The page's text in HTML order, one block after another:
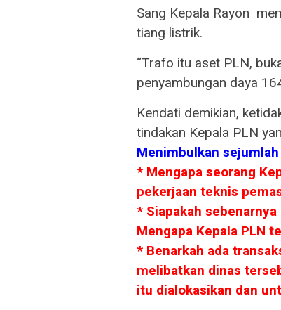
Sang Kepala Rayon
tiang listrik.
“Trafo itu aset PLN,
penyambungan daya
Kendati demikian,
tindakan Kepala PLN
Menimbulkan
* Mengapa seorang
pekerjaan teknis
* Siapakah
Mengapa Kepala PLN
* Benarkah ada
melibatkan dinas
itu dialokasikan dan